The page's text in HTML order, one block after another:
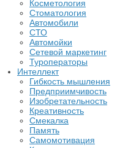
Косметология
Стоматология
Автомобили
СТО
Автомойки
Сетевой маркетинг
Туроператоры
Интеллект
Гибкость мышления
Предприимчивость
Изобретательность
Креативность
Смекалка
Память
Самомотивация